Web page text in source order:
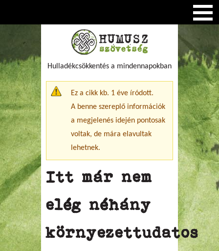
Hulladékcsökkentés a mindennapokban
Figyelmeztető üzenet
Ez a cikk kb. 1 éve íródott.
A benne szereplő információk
a megjelenés idején pontosak
voltak, de mára elavultak
lehetnek.
Itt már nem
elég néhány
környezettudatos